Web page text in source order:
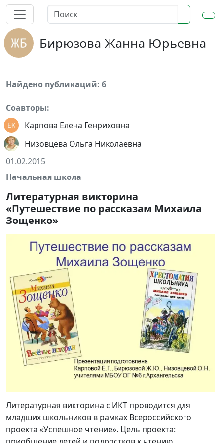
Бирюзова Жанна Юрьевна
Найдено публикаций: 6
Соавторы:
Карпова Елена Генриховна
Низовцева Ольга Николаевна
01.02.2015
Начальная школа
Литературная викторина
«Путешествие по рассказам Михаила
Зощенко»
Литературная викторина с ИКТ проводится для
младших школьников в рамках Всероссийского
проекта «Успешное чтение». Цель проекта: